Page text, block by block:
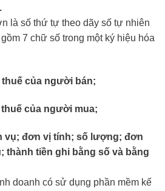
là số thứ tự theo dãy số tự nhiên
7 chữ số trong một ký hiệu hóa
thuế của người bán;
thuế của người mua;
vụ; đơn vị tính; số lượng; đơn
thành tiền ghi bằng số và bằng
doanh có sử dụng phần mềm kế